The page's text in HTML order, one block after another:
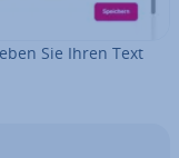
Sie Ihren Text